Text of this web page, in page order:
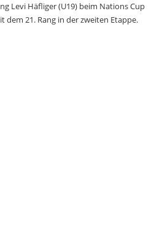
Levi Häfliger (U19) beim Nations Cup
dem 21. Rang in der zweiten Etappe.